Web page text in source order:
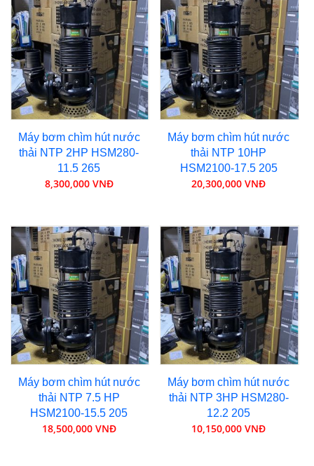
Máy bơm chìm hút nước
thải NTP 2HP HSM280-
11.5 265
8,300,000 VNĐ
Máy bơm chìm hút nước
thải NTP 10HP
HSM2100-17.5 205
20,300,000 VNĐ
Máy bơm chìm hút nước
thải NTP 7.5 HP
HSM2100-15.5 205
18,500,000 VNĐ
Máy bơm chìm hút nước
thải NTP 3HP HSM280-
12.2 205
10,150,000 VNĐ